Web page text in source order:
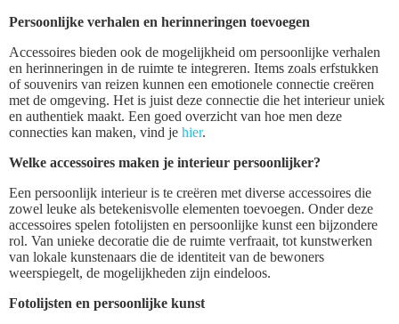
Persoonlijke verhalen en herinneringen toevoegen
Accessoires bieden ook de mogelijkheid om persoonlijke verhalen
en herinneringen in de ruimte te integreren. Items zoals erfstukken
of souvenirs van reizen kunnen een emotionele connectie creëren
met de omgeving. Het is juist deze connectie die het interieur uniek
en authentiek maakt. Een goed overzicht van hoe men deze
connecties kan maken, vind je hier.
Welke accessoires maken je interieur persoonlijker?
Een persoonlijk interieur is te creëren met diverse accessoires die
zowel leuke als betekenisvolle elementen toevoegen. Onder deze
accessoires spelen fotolijsten en persoonlijke kunst een bijzondere
rol. Van unieke decoratie die de ruimte verfraait, tot kunstwerken
van lokale kunstenaars die de identiteit van de bewoners
weerspiegelt, de mogelijkheden zijn eindeloos.
Fotolijsten en persoonlijke kunst